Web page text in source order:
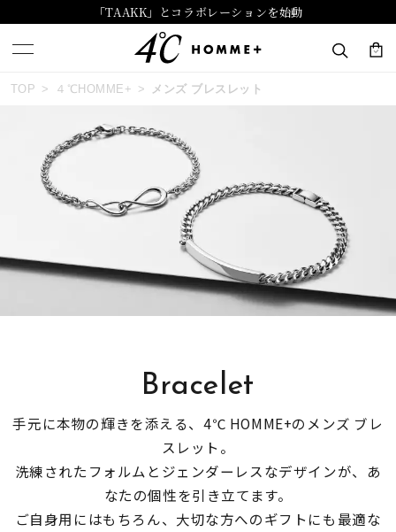
「TAAKK」とコラボレーションを始動
キーワードで検索する
人気検索キーワード
#summer #ダイヤモンド ネックレス
#エタニティ
ブランド ４℃ HOMME+
素材
TOP ４℃HOMME+ メンズ ブレスレット
Bracelet
手元に本物の輝きを添える、4℃ HOMME+のメンズ ブレ
スレット。
洗練されたフォルムとジェンダーレスなデザインが、あ
なたの個性を引き立てます。
ご自身用にはもちろん、大切な方へのギフトにも最適な
おすすめ順
価格が安い
価格が高い
並び替え